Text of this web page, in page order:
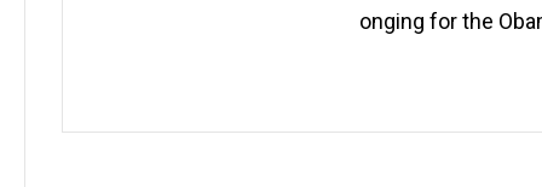
onging for the